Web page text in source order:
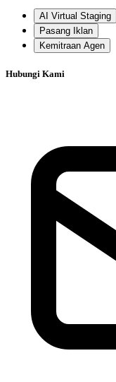
AI Virtual Staging
Pasang Iklan
Kemitraan Agen
Hubungi Kami